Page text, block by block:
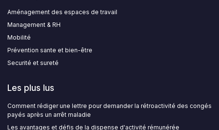
Aménagement des espaces de travail
Management & RH
Mobilité
Prévention sante et bien-être
Securité et sureté
Les plus lus
Comment rédiger une lettre pour demander la rétroactivité des congés
payés après un arrêt maladie
Les avantages et défis de la dispense d'activité rémunérée